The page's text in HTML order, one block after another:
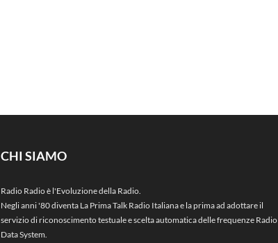
CHI SIAMO
Radio Radio è l'Evoluzione della Radio.
Negli anni '80 diventa La Prima Talk Radio Italiana e la prima ad adottare il
servizio di riconoscimento testuale e scelta automatica delle frequenze Radio
Data System.